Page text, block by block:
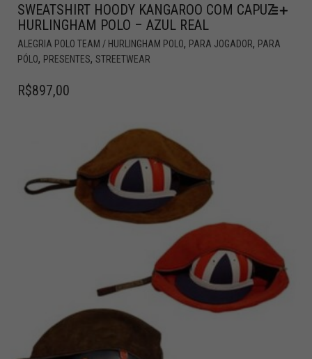
SWEATSHIRT HOODY KANGAROO COM CAPUZ
HURLINGHAM POLO – AZUL REAL
ALEGRIA POLO TEAM / HURLINGHAM POLO, PARA JOGADOR, PARA
PÓLO, PRESENTES, STREETWEAR
R$897,00